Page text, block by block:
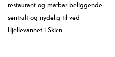
restaurant og matbar beliggende
sentralt og nydelig til ved
Hjellevannet i Skien.